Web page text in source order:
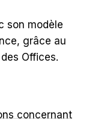
son modèle
grâce au
Offices.
concernant